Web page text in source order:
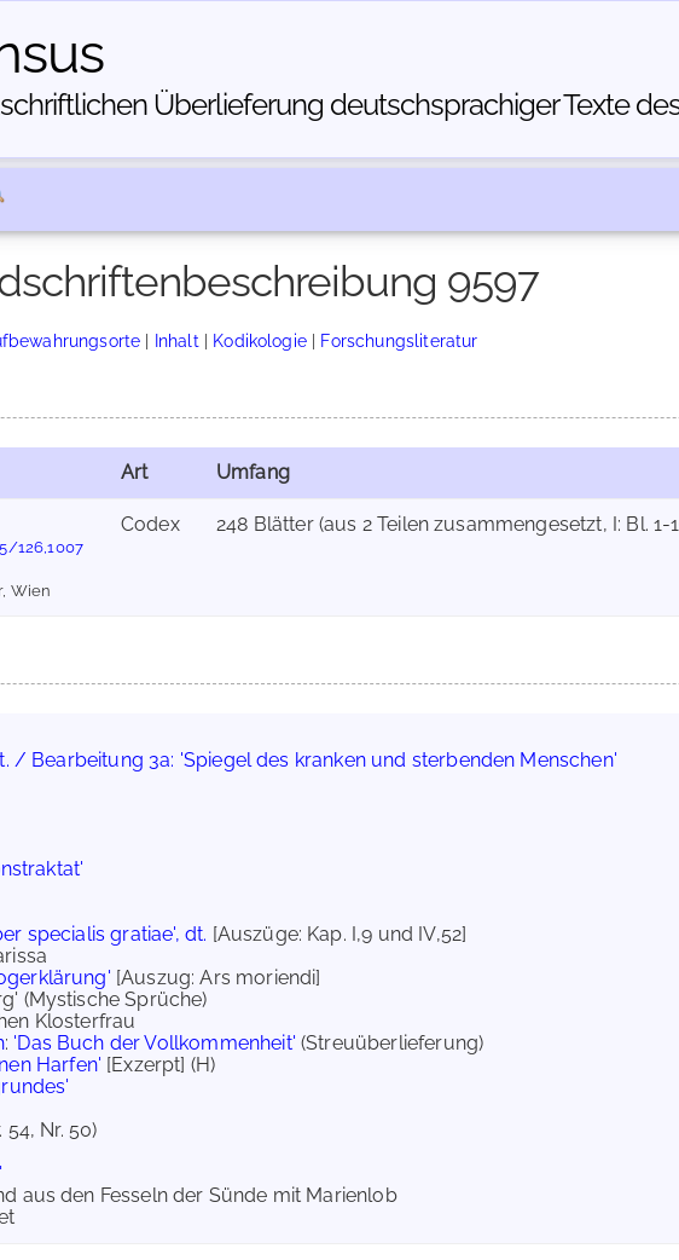
Über­lieferung deutschsprachiger Texte
9597
| Inhalt | Kodikologie| Forschungsliteratur
Art Umfang
126,1007
Wien
Codex 248 Blätter (aus 2 Teilen zusammengesetzt, I: Bl. 1-
/ Bearbeitung 3a: 'Spiegel des kranken und sterbenden Menschen'
specialis gratiae', dt. [Auszüge: Kap. I,9 und IV,52]
[Auszug: Ars moriendi]
(Mystische Sprüche)
Klosterfrau
: 'Das Buch der Vollkommenheit' (Streuüberlieferung)
Harfen' [Exzerpt] (H)
Nr. 50)
aus den Fesseln der Sünde mit Marienlob